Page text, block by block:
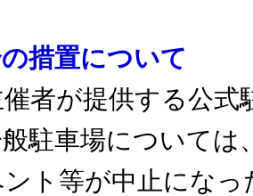
措置について
者が提供する公式
駐車場については
ト等が中止になっ